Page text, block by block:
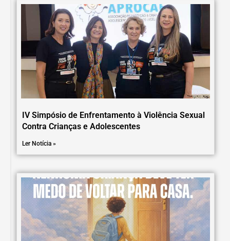
IV Simpósio de Enfrentamento à Violência Sexual
Contra Crianças e Adolescentes
Ler Notícia »